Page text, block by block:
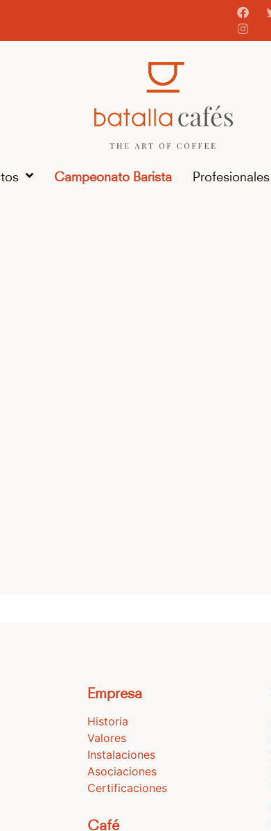
Campeonato Barista Profesionales
Empresa
Historia
Valores
Instalaciones
Asociaciones
Certificaciones
Café